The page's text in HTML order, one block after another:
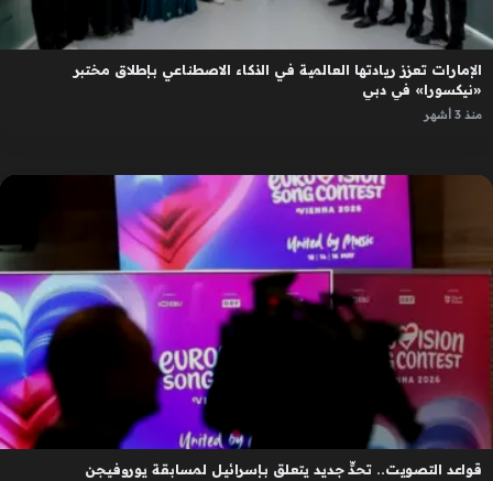
الإمارات تعزز ريادتها العالمية في الذكاء الاصطناعي بإطلاق مختبر
«نيكسورا» في دبي
منذ 3 أشهر
قواعد التصويت.. تحدٍّ جديد يتعلق بإسرائيل لمسابقة يوروفيجن